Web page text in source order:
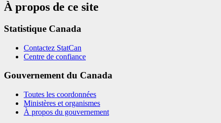
À propos de ce site
Statistique Canada
Contactez StatCan
Centre de confiance
Gouvernement du Canada
Toutes les coordonnées
Ministères et organismes
À propos du gouvernement